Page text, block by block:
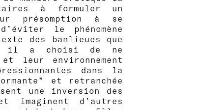
à formuler un
présomption à se
le phénomène
des banlieues que
il a choisi de ne
leur environnement
dans la
et retranchée
une inversion des
imaginent d’autres